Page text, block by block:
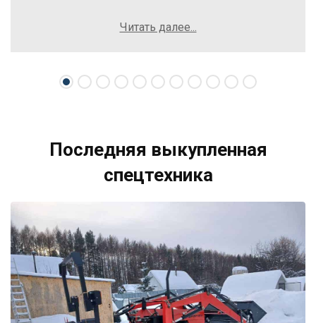
осложнений. Рекомендую компанию Excavator
свою спецтехнику.
Читать далее...
Последняя выкупленная
спецтехника